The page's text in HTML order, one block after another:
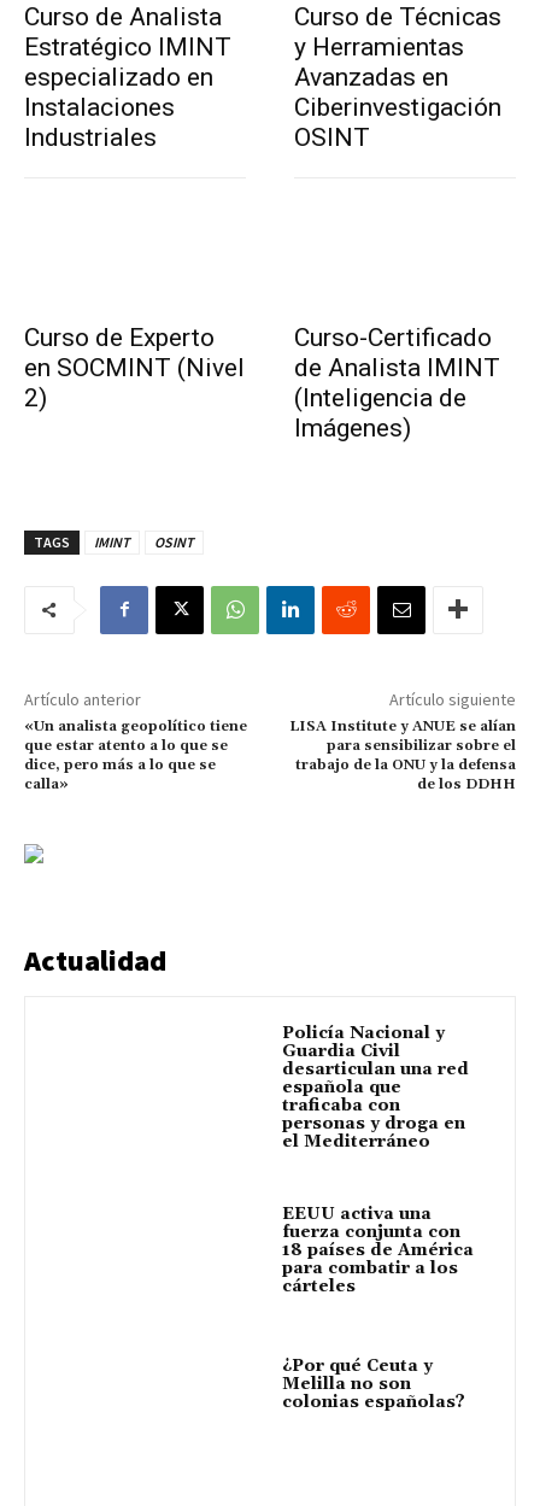
Curso de Analista
Estratégico IMINT
especializado en
Instalaciones
Industriales
Curso de Técnicas
y Herramientas
Avanzadas en
Ciberinvestigación
OSINT
Curso de Experto
en SOCMINT (Nivel
2)
Curso-Certificado
de Analista IMINT
(Inteligencia de
Imágenes)
TAGS IMINT OSINT
Artículo anterior
«Un analista geopolítico tiene
que estar atento a lo que se
dice, pero más a lo que se
calla»
Artículo siguiente
LISA Institute y ANUE se alían
para sensibilizar sobre el
trabajo de la ONU y la defensa
de los DDHH
Actualidad
Policía Nacional y
Guardia Civil
desarticulan una red
española que
traficaba con
personas y droga en
el Mediterráneo
EEUU activa una
fuerza conjunta con
18 países de América
para combatir a los
cárteles
¿Por qué Ceuta y
Melilla no son
colonias españolas?